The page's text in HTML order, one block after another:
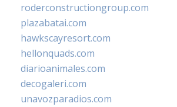
roderconstructiongroup.com
plazabatai.com
hawkscayresort.com
hellonquads.com
diarioanimales.com
decogaleri.com
unavozparadios.com